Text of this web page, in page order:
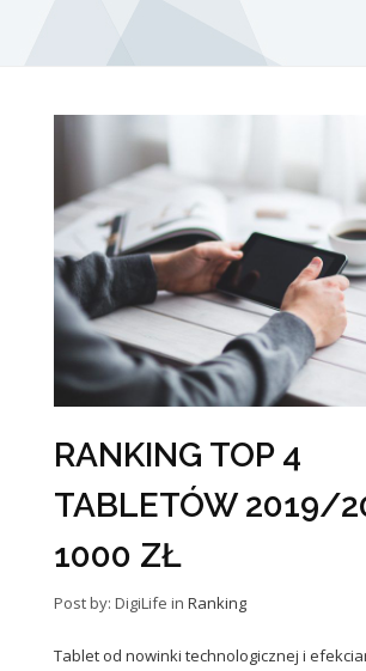
RANKING TOP 4
TABLETÓW 2019/
1000 ZŁ
Post by: DigiLife in Ranking
Tablet od nowinki technologicznej i